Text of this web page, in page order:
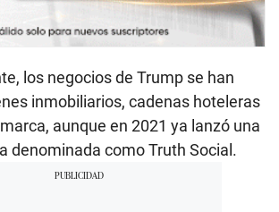
los negocios de Trump se han
inmobiliarios, cadenas hoteleras
aunque en 2021 ya lanzó una
denominada como Truth Social.